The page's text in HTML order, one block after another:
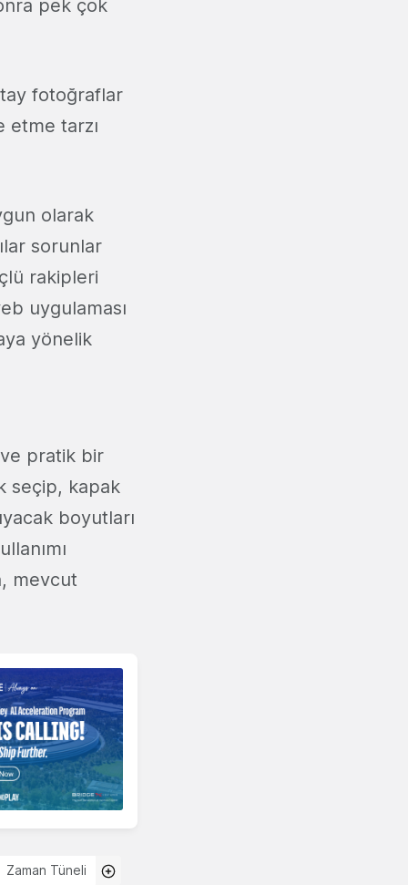
pek çok
fotoğraflar
etme tarzı
olarak
sorunlar
rakipleri
uygulaması
yönelik
pratik bir
seçip, kapak
boyutları
mevcut
Zaman Tüneli